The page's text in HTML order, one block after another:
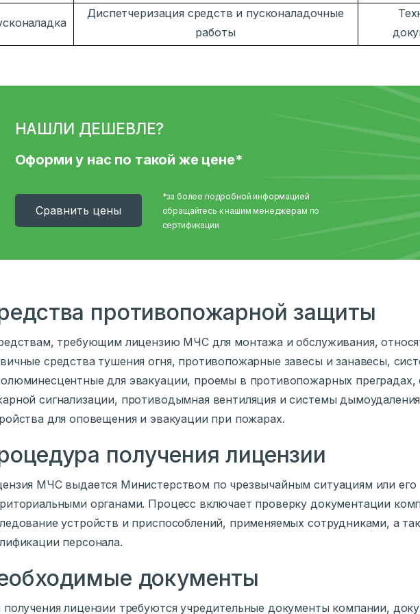
Диспетчеризация средств и пусконаладочные
работы
НАШЛИ ДЕШЕВЛЕ?
Оформи у нас по такой же цене*
Cравнить цены
*за более подробной информацией
обращайтесь к нашим менеджерам по
сертификации
противопожарной защиты
требующим лицензию МЧС для монтажа и обслуживания,
средства тушения огня, противопожарные завесы и занавесы,
для эвакуации, проемы в противопожарных преградах,
сигнализации, противодымная вентиляция и системы
для оповещения и эвакуации при пожарах.
получения лицензии
МЧС выдается Министерством по чрезвычайным ситуациям или его
органами. Процесс включает проверку документации
устройств и приспособлений, применяемых сотрудниками, а
персонала.
документы
получения лицензии требуются учредительные документы компании,